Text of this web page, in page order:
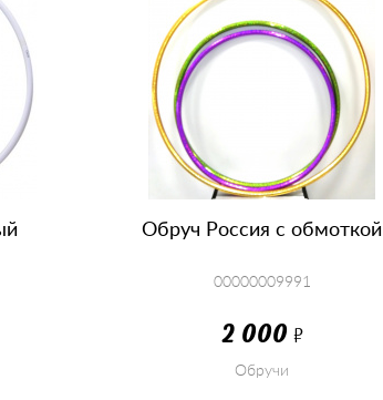
Обруч Россия с обмоткой
00000009991
2 000Р
Обручи